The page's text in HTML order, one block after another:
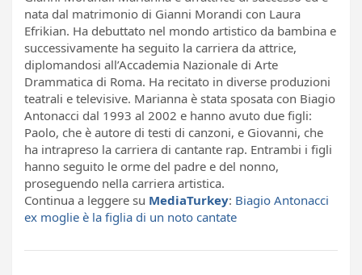
nata dal matrimonio di Gianni Morandi con Laura
Efrikian. Ha debuttato nel mondo artistico da bambina e
successivamente ha seguito la carriera da attrice,
diplomandosi all’Accademia Nazionale di Arte
Drammatica di Roma. Ha recitato in diverse produzioni
teatrali e televisive. Marianna è stata sposata con Biagio
Antonacci dal 1993 al 2002 e hanno avuto due figli:
Paolo, che è autore di testi di canzoni, e Giovanni, che
ha intrapreso la carriera di cantante rap. Entrambi i figli
hanno seguito le orme del padre e del nonno,
proseguendo nella carriera artistica.
Continua a leggere su MediaTurkey: Biagio Antonacci
ex moglie è la figlia di un noto cantate